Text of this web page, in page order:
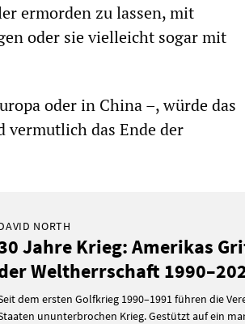
ermorden zu lassen, mit
oder sie vielleicht sogar mit
oder in China –, würde das
vermutlich das Ende der
NORTH
Jahre Krieg: Amerikas
Weltherrschaft
dem ersten Golfkrieg 1990–1991 führen die
ununterbrochen Krieg. Gestützt auf ein